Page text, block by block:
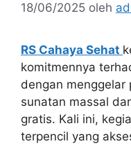
18/06/2025 oleh
RS Cahaya Sehat
komitmennya
dengan menggelar
sunatan massal
gratis. Kali ini,
terpencil yang